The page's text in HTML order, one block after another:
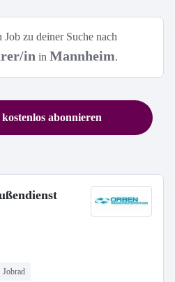
Job zu deiner Suche nach
in in Mannheim.
abonnieren
Jobrad